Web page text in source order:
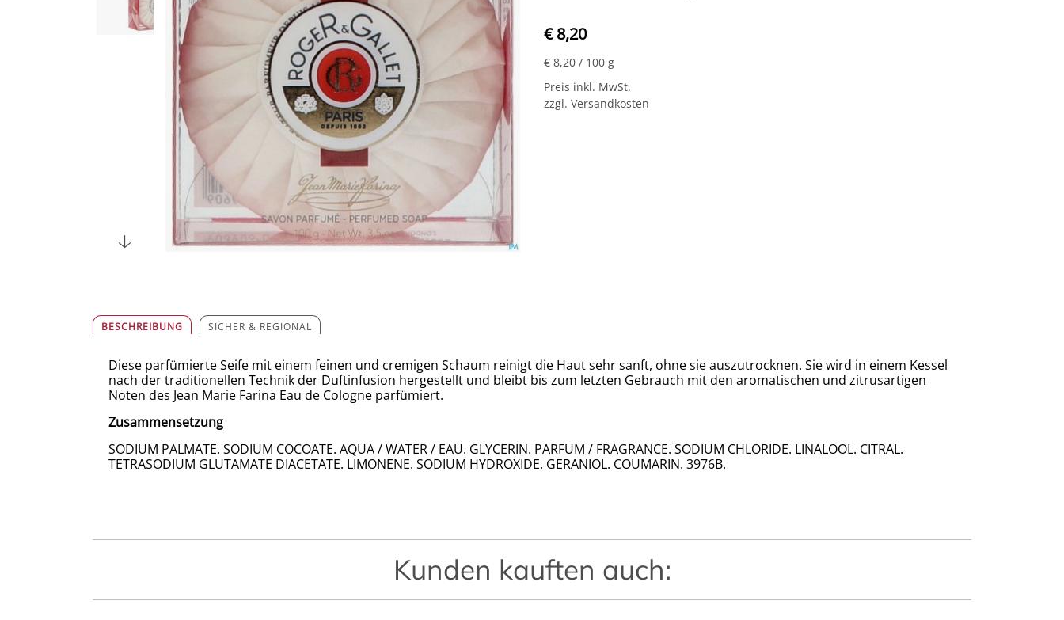
€ 8,20
€ 8,20 / 100 g
Preis inkl. MwSt.
zzgl. Versandkosten
BESCHREIBUNG SICHER & REGIONAL
Diese parfümierte Seife mit einem feinen und cremigen Schaum reinigt die Haut sehr sanft, ohne sie auszutrocknen. Sie wird in einem Kessel
nach der traditionellen Technik der Duftinfusion hergestellt und bleibt bis zum letzten Gebrauch mit den aromatischen und zitrusartigen
Noten des Jean Marie Farina Eau de Cologne parfümiert.
Zusammensetzung
SODIUM PALMATE. SODIUM COCOATE. AQUA / WATER / EAU. GLYCERIN. PARFUM / FRAGRANCE. SODIUM CHLORIDE. LINALOOL. CITRAL.
TETRASODIUM GLUTAMATE DIACETATE. LIMONENE. SODIUM HYDROXIDE. GERANIOL. COUMARIN. 3976B.
Kunden kauften auch: